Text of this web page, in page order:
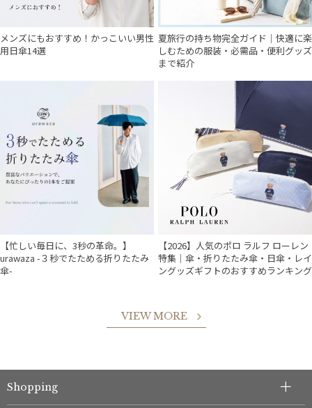
件
メンズにもおすすめ！かっこいい男性
用日傘14選
夏旅行の持ち物完全ガイド｜快適に楽
しむための服装・必需品・便利グッズ
まで紹介
【忙しい毎日に、3秒の革命。】
urawaza -３秒でたためる折りたたみ
傘-
【2026】人気のポロ ラルフ ローレン
特集｜傘・折りたたみ傘・日傘・レイ
ングッズギフトのおすすめランキング
VIEW MORE
Shopping